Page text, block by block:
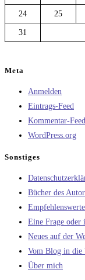
24 25
31
Meta
Anmelden
Eintrags-Feed
Kommentar-Feed
WordPress.org
Sonstiges
Bücher des
Eine Frage
Neues auf der
Vom Blog in die
Über mich